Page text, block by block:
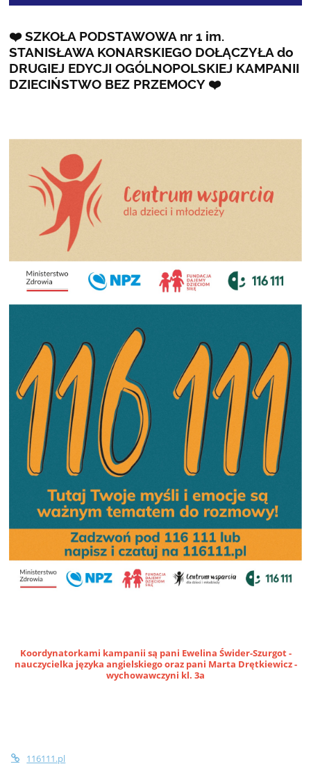
❤️ SZKOŁA PODSTAWOWA nr 1 im.
STANISŁAWA KONARSKIEGO DOŁĄCZYŁA do
DRUGIEJ EDYCJI OGÓLNOPOLSKIEJ KAMPANII
DZIECIŃSTWO BEZ PRZEMOCY ❤️
Koordynatorkami kampanii są pani Ewelina Świder-Szurgot -
nauczycielka języka angielskiego oraz pani Marta Drętkiewicz -
wychowawczyni kl. 3a
116111.pl